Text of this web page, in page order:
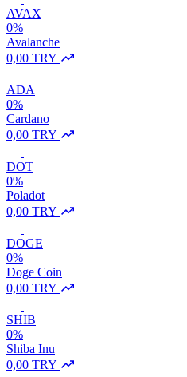
AVAX
0%
Avalanche
0,00 TRY
ADA
0%
Cardano
0,00 TRY
DOT
0%
Poladot
0,00 TRY
DOGE
0%
Doge Coin
0,00 TRY
SHIB
0%
Shiba Inu
0,00 TRY